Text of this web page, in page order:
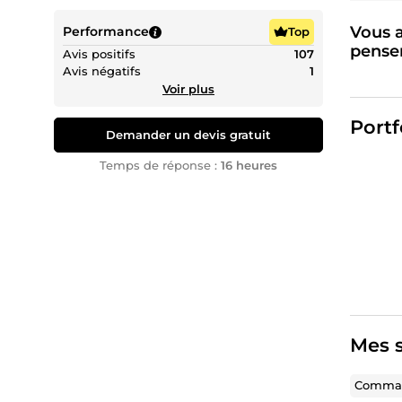
Performance
Top
Avis positifs
107
Avis négatifs
1
Voir plus
Demander un devis gratuit
Temps de réponse : 16 heures
Vous
Mais
projet
en
niveau
Mes